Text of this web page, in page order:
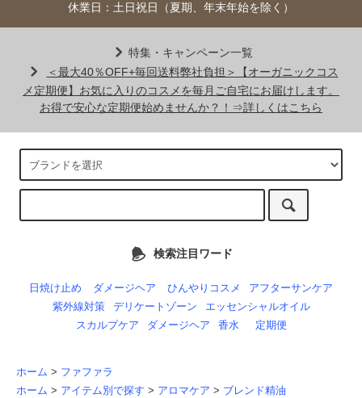
休業日：土日祝日（夏期、年末年始を除く）
特集・キャンペーン一覧
＜最大40％OFF+毎回送料弊社負担＞【オーガニックコス
メ定期便】お気に入りのコスメを毎月ご自宅にお届けします。
お得で安心な定期便始めませんか？！⇒詳しくはこちら
検索注目ワード
日焼け止め ダメージヘア ひんやりコスメ
アフターサンケア
紫外線対策
デリケートゾーン
エッセンシャルオイル
スカルプケア
ダメージヘア 香水 定期便
ホーム > ファファラ
ホーム > アイテム別で探す > アロマケア > ブレンド精油